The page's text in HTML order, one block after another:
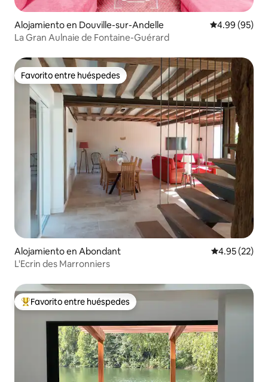
Alojamiento en Douville-sur-Andelle Calificación
4.99 (95)
La Gran Aulnaie de Fontaine-Guérard
Favorito entre huéspedes
Favorito entre huéspedes
Alojamiento en Abondant Calificación
4.95 (22)
L'Ecrin des Marronniers
Favorito entre huéspedes preferido
Favorito entre huéspedes